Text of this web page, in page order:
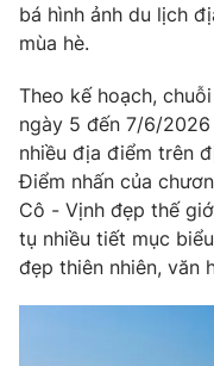
bá hình ảnh du lịch
mùa hè.
Theo kế hoạch,
ngày 5 đến 7/6/
nhiều địa điểm trên
Điểm nhấn của
Cô - Vịnh đẹp thế
tụ nhiều tiết mục
đẹp thiên nhiên, văn